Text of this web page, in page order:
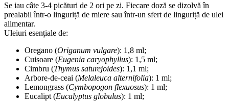
Se iau câte 3-4 picături de 2 ori pe zi. Fiecare doză se dizolvă în
prealabil într-o linguriță de miere sau într-un sfert de linguriță de ulei
alimentar.
Uleiuri esențiale de:
Oregano (Origanum vulgare): 1,8 ml;
Cuișoare (Eugenia caryophyllus): 1,5 ml;
Cimbru (Thymus saturejoides): 1,1 ml;
Arbore-de-ceai (Melaleuca alternifolia): 1 ml;
Lemongrass (Cymbopogon flexuosus): 1 ml;
Eucalipt (Eucalyptus globulus): 1 ml;